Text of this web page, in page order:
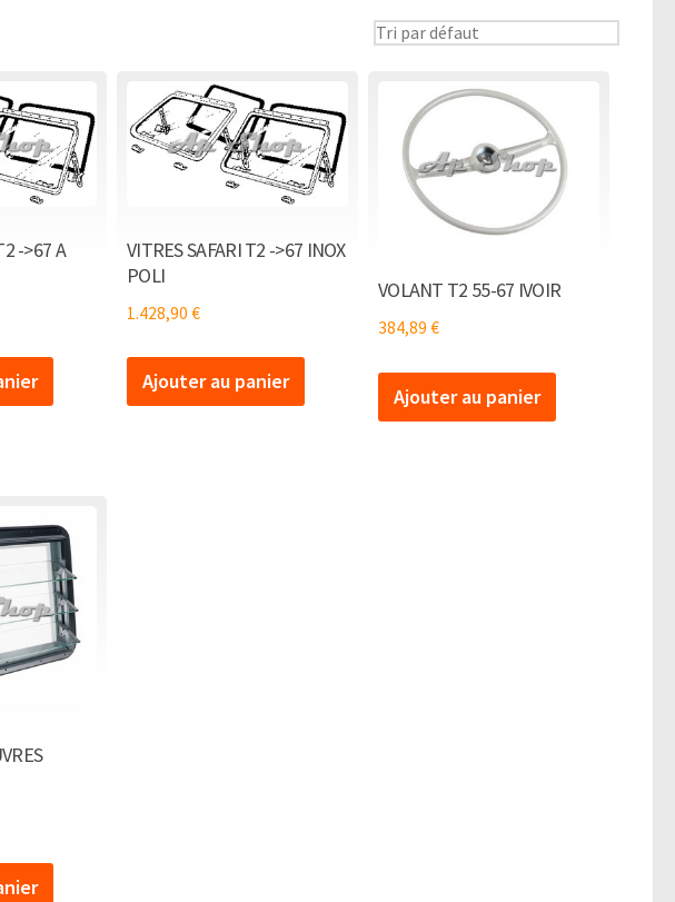
->67 A
VITRES SAFARI T2 ->67 INOX
POLI
1.428,90 €
Ajouter au panier
VOLANT T2 55-67 IVOIR
384,89 €
Ajouter au panier